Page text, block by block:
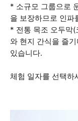
* 소규모 그룹으로
을 보장하므로 인파
* 전통 목조 오두막(
와 현지 간식을 즐
있습니다.
체험 일자를 선택하